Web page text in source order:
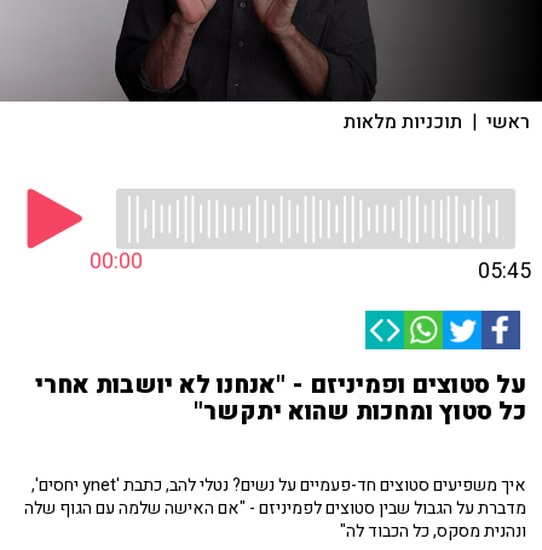
ראשי | תוכניות מלאות
00:00 05:45
על סטוצים ופמיניזם - "אנחנו לא יושבות אחרי
כל סטוץ ומחכות שהוא יתקשר"
איך משפיעים סטוצים חד-פעמיים על נשים? נטלי להב, כתבת 'ynet יחסים',
מדברת על הגבול שבין סטוצים לפמיניזם - "אם האישה שלמה עם הגוף שלה
ונהנית מסקס, כל הכבוד לה"